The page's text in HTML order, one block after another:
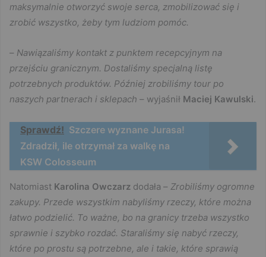
maksymalnie otworzyć swoje serca, zmobilizować się i
zrobić wszystko, żeby tym ludziom pomóc.
– Nawiązaliśmy kontakt z punktem recepcyjnym na
przejściu granicznym. Dostaliśmy specjalną listę
potrzebnych produktów. Później zrobiliśmy tour po
naszych partnerach i sklepach – wyjaśnił Maciej Kawulski.
Sprawdź! Szczere wyznane Jurasa!
Zdradził, ile otrzymał za walkę na
KSW Colosseum
Natomiast Karolina Owczarz dodała – Zrobiliśmy ogromne
zakupy. Przede wszystkim nabyliśmy rzeczy, które można
łatwo podzielić. To ważne, bo na granicy trzeba wszystko
sprawnie i szybko rozdać. Staraliśmy się nabyć rzeczy,
które po prostu są potrzebne, ale i takie, które sprawią